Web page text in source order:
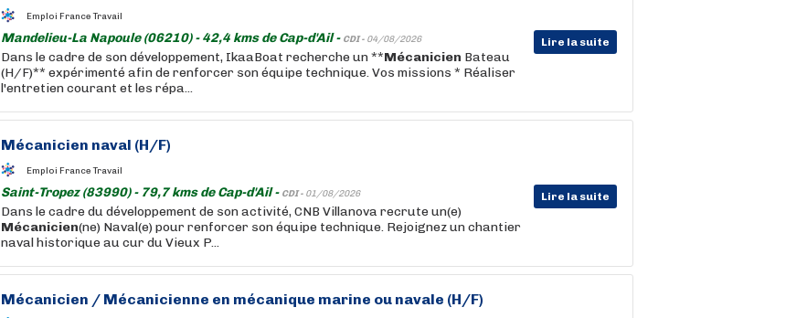
Emploi France Travail
Mandelieu-La Napoule (06210) - 42,4 kms de Cap-d'Ail - CDI - 04/08/2026 Lire la suite
Dans le cadre de son développement, IkaaBoat recherche un **Mécanicien Bateau
(H/F)** expérimenté afin de renforcer son équipe technique. Vos missions * Réaliser
l'entretien courant et les répa...
Mécanicien naval (H/F)
Emploi France Travail
Saint-Tropez (83990) - 79,7 kms de Cap-d'Ail - CDI - 01/08/2026 Lire la suite
Dans le cadre du développement de son activité, CNB Villanova recrute un(e)
Mécanicien(ne) Naval(e) pour renforcer son équipe technique. Rejoignez un chantier
naval historique au cur du Vieux P...
Mécanicien / Mécanicienne en mécanique marine ou navale (H/F)